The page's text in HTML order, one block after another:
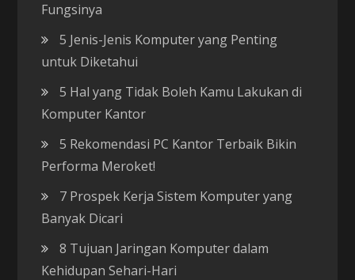
Fungsinya
5 Jenis-Jenis Komputer yang Penting
untuk Diketahui
5 Hal yang Tidak Boleh Kamu Lakukan di
Komputer Kantor
5 Rekomendasi PC Kantor Terbaik Bikin
Performa Meroket!
7 Prospek Kerja Sistem Komputer yang
Banyak Dicari
8 Tujuan Jaringan Komputer dalam
Kehidupan Sehari-Hari